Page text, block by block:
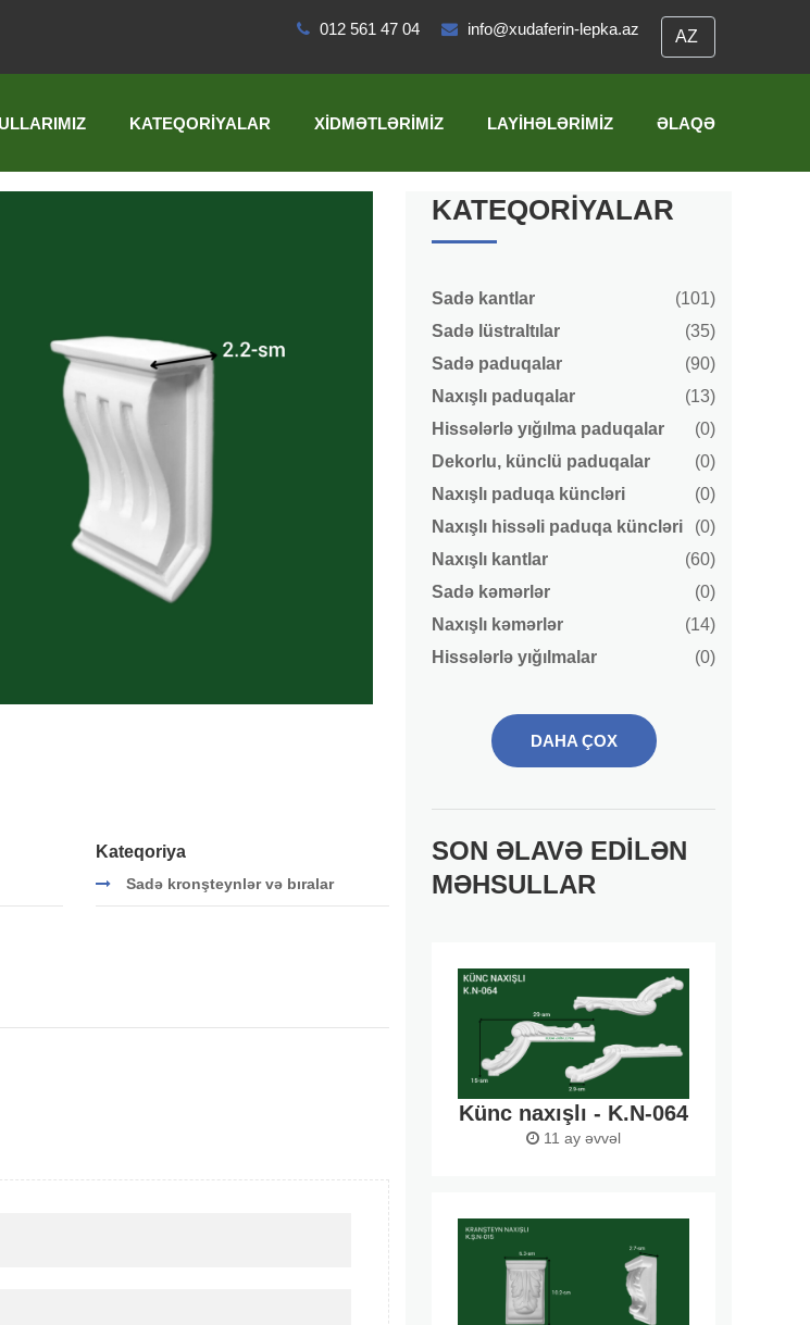
012 561 47 04 info@xudaferin-lepka.az
KATEQORIYALAR XIDMƏTLƏRIMIZ LAYIHƏLƏRIMIZ ƏLAQƏ
Kateqoriya
Sadə kronşteynlər və bıralar
KATEQORIYALAR
Sadə kantlar
(101)
Sadə lüstraltılar
(35)
Sadə paduqalar
(90)
Naxışlı paduqalar
(13)
Hissələrlə yığılma paduqalar
(0)
Dekorlu, künclü paduqalar
(0)
Naxışlı paduqa küncləri
(0)
Naxışlı hissəli paduqa küncləri
(0)
Naxışlı kantlar
(60)
Sadə kəmərlər
(0)
Naxışlı kəmərlər
(14)
Hissələrlə yığılmalar
(0)
DAHA ÇOX
SON ƏLAVƏ EDILƏN
MƏHSULLAR
Künc naxışlı - K.N-064
11 ay əvvəl